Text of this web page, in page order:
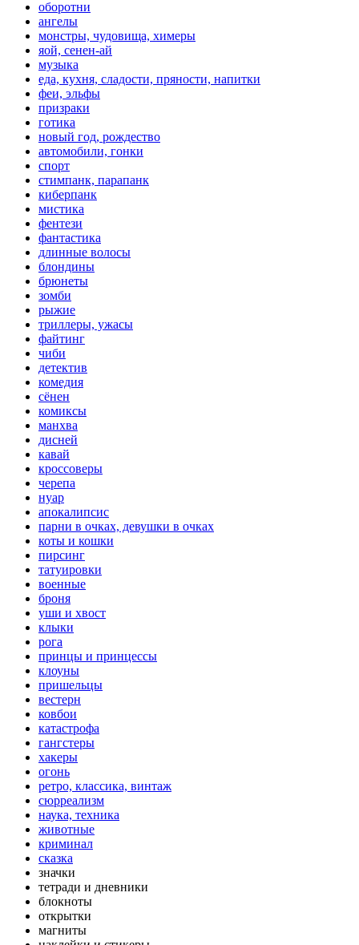
оборотни
ангелы
монстры, чудовища, химеры
яой, сенен-ай
музыка
еда, кухня, сладости, пряности, напитки
феи, эльфы
призраки
готика
новый год, рождество
автомобили, гонки
спорт
стимпанк, парапанк
киберпанк
мистика
фентези
фантастика
длинные волосы
блондины
брюнеты
зомби
рыжие
триллеры, ужасы
файтинг
чиби
детектив
комедия
сёнен
комиксы
манхва
дисней
кавай
кроссоверы
черепа
нуар
апокалипсис
парни в очках, девушки в очках
коты и кошки
пирсинг
татуировки
военные
броня
уши и хвост
клыки
рога
принцы и принцессы
клоуны
пришельцы
вестерн
ковбои
катастрофа
гангстеры
хакеры
огонь
ретро, классика, винтаж
сюрреализм
наука, техника
животные
криминал
сказка
значки
тетради и дневники
блокноты
открытки
магниты